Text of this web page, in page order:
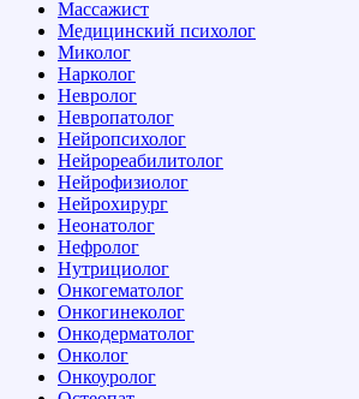
Массажист
Медицинский психолог
Миколог
Нарколог
Невролог
Невропатолог
Нейропсихолог
Нейрореабилитолог
Нейрофизиолог
Нейрохирург
Неонатолог
Нефролог
Нутрициолог
Онкогематолог
Онкогинеколог
Онкодерматолог
Онколог
Онкоуролог